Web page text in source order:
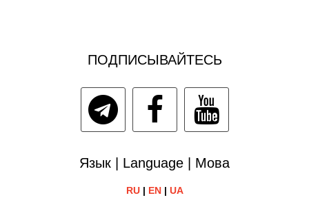
ПОДПИСЫВАЙТЕСЬ
Язык | Language | Мова
RU| EN| UA